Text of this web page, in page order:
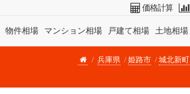
物件相場 マンション相場 戸建て相場 土地相場
価格計算
兵庫県 姫路市 城北新町